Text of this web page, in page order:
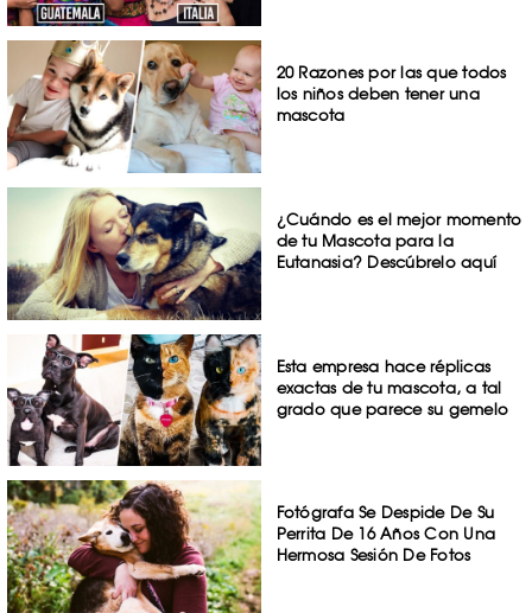
20 Razones por las que todos
los niños deben tener una
mascota
¿Cuándo es el mejor momento
de tu Mascota para la
Eutanasia? Descúbrelo aquí
Esta empresa hace réplicas
exactas de tu mascota, a tal
grado que parece su gemelo
Fotógrafa Se Despide De Su
Perrita De 16 Años Con Una
Hermosa Sesión De Fotos